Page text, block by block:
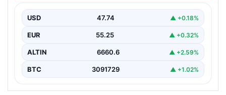
günlerde gündeme gelen FIFA Başkanı Gianni
Infantino'nun Dünya…
USD 47.74 ▲ +0.18%
EUR 55.25 ▲ +0.32%
ALTIN 6660.6 ▲ +2.59%
BTC 3091729 ▲ +1.02%